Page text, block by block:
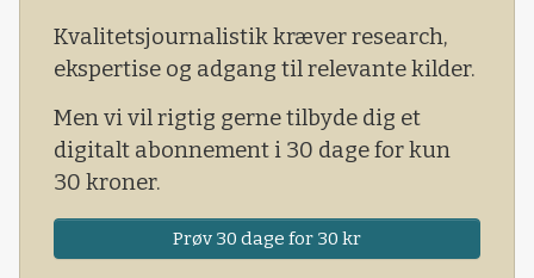
Kvalitetsjournalistik kræver research,
ekspertise og adgang til relevante kilder.
Men vi vil rigtig gerne tilbyde dig et
digitalt abonnement i 30 dage for kun
30 kroner.
Prøv 30 dage for 30 kr